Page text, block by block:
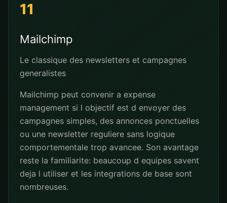
11
Mailchimp
Le classique des newsletters et campagnes
generalistes
Mailchimp peut convenir a expense
management si l objectif est d envoyer des
campagnes simples, des annonces ponctuelles
ou une newsletter reguliere sans logique
comportementale trop avancee. Son avantage
reste la familiarite: beaucoup d equipes savent
deja l utiliser et les integrations de base sont
nombreuses.